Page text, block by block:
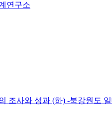
연구소
조사와 성과 (하) -북강원도